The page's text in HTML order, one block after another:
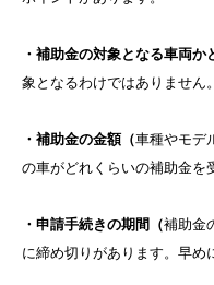
・補助金の対象となる車両か
象となるわけではありません
・補助金の金額（車種やモデ
の車がどれくらいの補助金を
・申請手続きの期間（補助金
に締め切りがあります。早め